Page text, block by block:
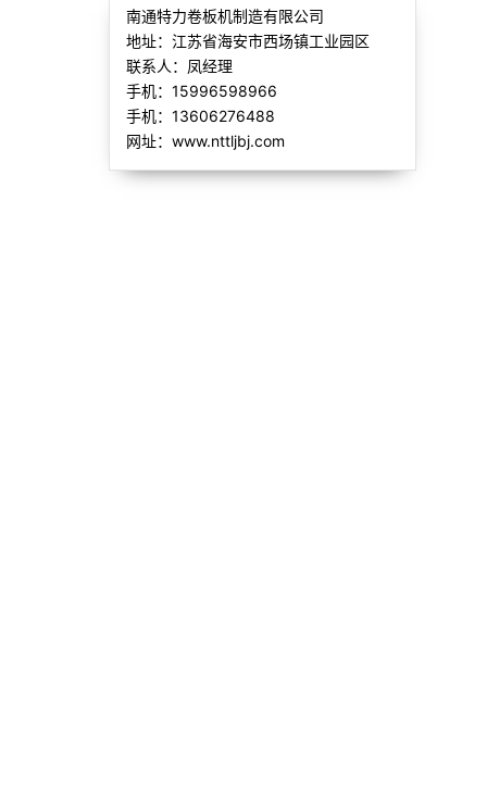
南通特力卷板机制造有限公司
地址：江苏省海安市西场镇工业园区
联系人：凤经理
手机：15996598966
手机：13606276488
网址：www.nttljbj.com